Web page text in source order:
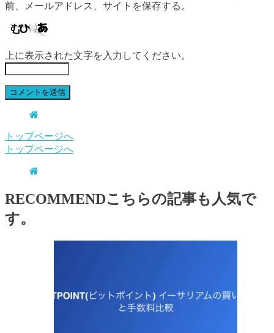
前、メールアドレス、サイトを保存する。
上に表示された文字を入力してください。
トップページへ
トップページへ
RECOMMENDこちらの記事も人気で
す。